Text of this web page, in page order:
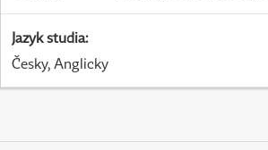
Jazyk studia:
Česky, Anglicky